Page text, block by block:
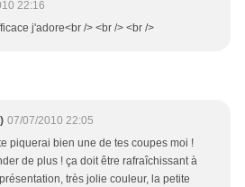
22:16
j'adore<br /> <br /> <br />
07/07/2010 22:05
piquerai bien une de tes coupes moi !
de plus ! ça doit être rafraîchissant à
très jolie couleur, la petite